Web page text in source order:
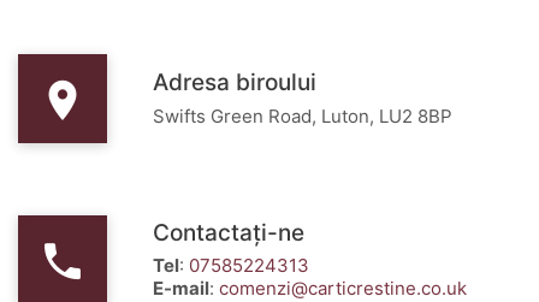
Adresa biroului
Swifts Green Road, Luton, LU2 8BP
Contactați-ne
Tel: 07585224313
E-mail: comenzi@carticrestine.co.uk